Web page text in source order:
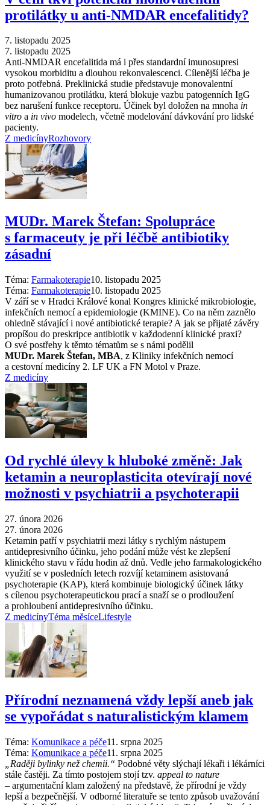
protilátky u anti-NMDAR encefalitidy?
7. listopadu 2025
7. listopadu 2025
Anti-NMDAR encefalitida má i přes standardní imunosupresi
vysokou morbiditu a dlouhou rekonvalescenci. Cílenější léčba je
proto potřebná. Preklinická studie představuje monovalentní
humanizovanou protilátku, která blokuje vazbu patogenních IgG
bez narušení funkce receptoru. Účinek byl doložen na mnoha in
vitro a in vivo modelech, včetně modelování dávkování pro lidské
pacienty.
Z medicínyRozhovory
MUDr. Marek Štefan: Spolupráce
s farmaceuty je při léčbě antibiotiky
zásadní
Téma: Farmakoterapie10. listopadu 2025
Téma: Farmakoterapie10. listopadu 2025
V září se v Hradci Králové konal Kongres klinické mikrobiologie,
infekčních nemocí a epidemiologie (KMINE). Co na něm zaznělo
ohledně stávající i nové antibiotické terapie? A jak se přijaté závěry
propíšou do preskripce antibiotik v každodenní klinické praxi?
O své postřehy k těmto tématům se s námi podělil
MUDr. Marek Štefan, MBA, z Kliniky infekčních nemocí
a cestovní medicíny 2. LF UK a FN Motol v Praze.
Z medicíny
Od rychlé úlevy k hluboké změně: Jak
ketamin a neuroplasticita otevírají nové
možnosti v psychiatrii a psychoterapii
27. února 2026
27. února 2026
Ketamin patří v psychiatrii mezi látky s rychlým nástupem
antidepresivního účinku, jeho podání může vést ke zlepšení
klinického stavu v řádu hodin až dnů. Vedle jeho farmakologického
využití se v posledních letech rozvíjí ketaminem asistovaná
psychoterapie (KAP), která kombinuje biologický účinek látky
s cílenou psychoterapeutickou prací a snaží se o prodloužení
a prohloubení antidepresivního účinku.
Z medicínyTéma měsíceLifestyle
Přírodní neznamená vždy lepší aneb jak
se vypořádat s naturalistickým klamem
Téma: Komunikace a péče11. srpna 2025
Téma: Komunikace a péče11. srpna 2025
„Raději bylinky než chemii.“ Podobné věty slýchají lékaři i lékárníci
stále častěji. Za tímto postojem stojí tzv. appeal to nature
–⁠ argumentační klam založený na představě, že přírodní je vždy
lepší a bezpečnější. V odborné literatuře se tento způsob uvažování